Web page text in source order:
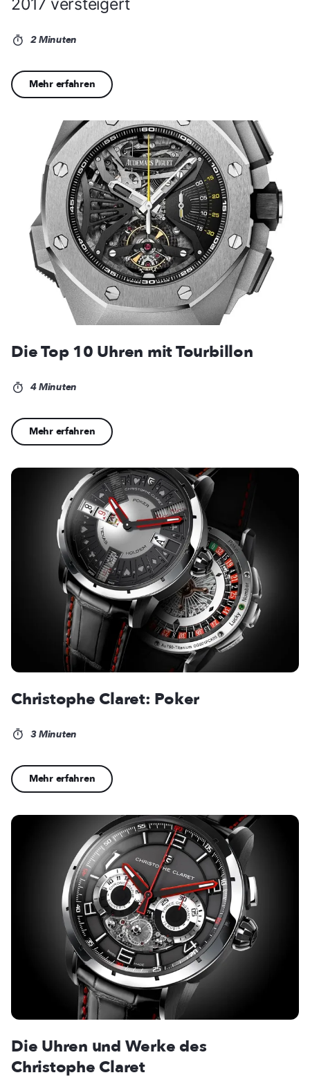
2017 versteigert
2 Minuten
Mehr erfahren
Die Top 10 Uhren mit Tourbillon
4 Minuten
Mehr erfahren
Christophe Claret: Poker
3 Minuten
Mehr erfahren
Die Uhren und Werke des
Christophe Claret